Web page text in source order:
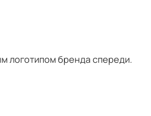
логотипом бренда спереди.